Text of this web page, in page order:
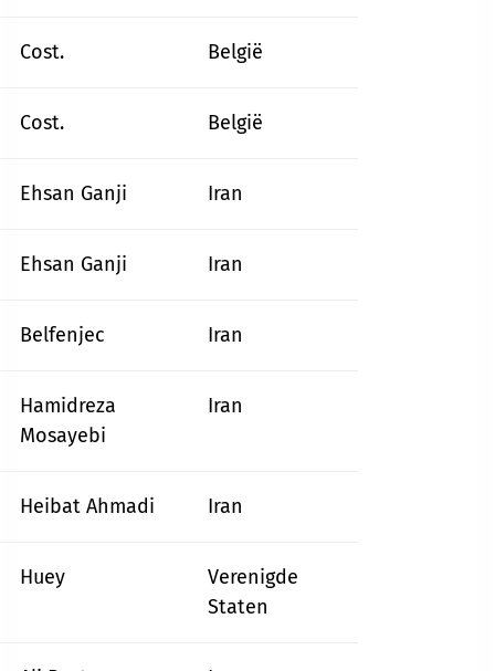
Cost. België
Cost. België
Ehsan Ganji Iran
Ehsan Ganji Iran
Belfenjec Iran
Hamidreza
Mosayebi
Iran
Heibat Ahmadi Iran
Huey
Verenigde
Staten